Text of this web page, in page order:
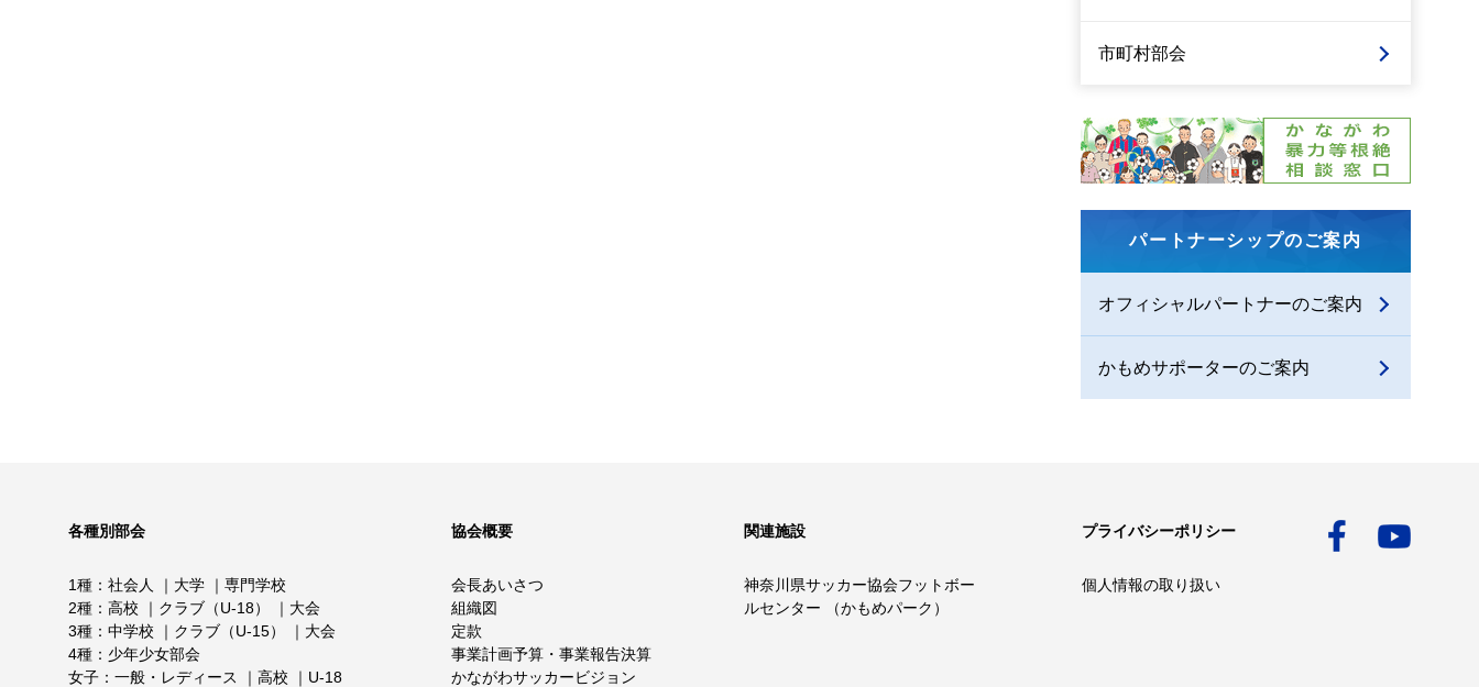
市町村部会
パートナーシップのご案内
オフィシャルパートナーのご案内
かもめサポーターのご案内
各種別部会
1種 社会人 大学
専門学校
2種
高校 クラブ（U-18）
大会
3種
中学校 クラブ（U-15）
大会
4種
少年少女部会
女子
一般・レディース 高校 U-18
協会概要
会長あいさつ
組織図
定款
事業計画予算・事業報告決算
かながわサッカービジョン
関連施設
神奈川県サッカー協会フットボー
ルセンター （かもめパーク）
プライバシーポリシー
個人情報の取り扱い